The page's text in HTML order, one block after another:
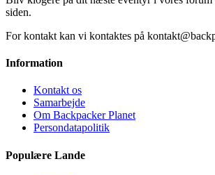
siden.
For kontakt kan vi kontaktes på
Information
Kontakt os
Samarbejde
Om Backpacker Planet
Persondatapolitik
Populære Lande